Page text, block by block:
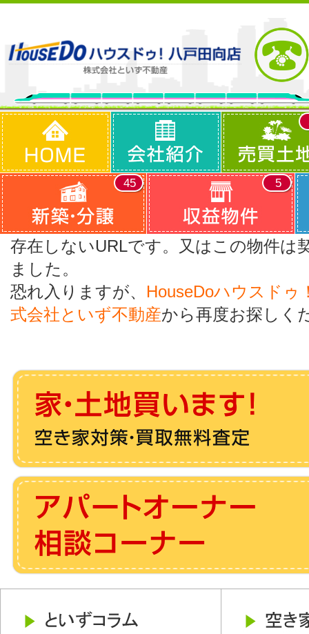
45 5
存在しないURLです。又はこの物件は
ました。
恐れ入りますが、 HouseDoハウスドゥ
式会社といず不動産から再度お探しく